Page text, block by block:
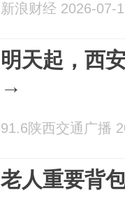
新浪财经 2026-07-
明天起，西
→
91.6陕西交通广播
老人重要背